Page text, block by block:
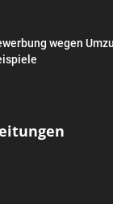
wegen